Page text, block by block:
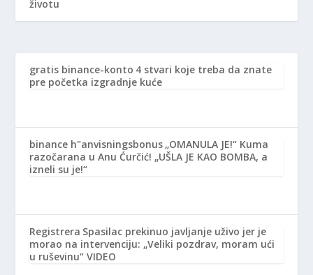
životu
gratis binance-konto 4 stvari koje treba da znate
pre početka izgradnje kuće
binance h"anvisningsbonus „OMANULA JE!“ Kuma
razočarana u Anu Ćurčić! „UŠLA JE KAO BOMBA, a
izneli su je!“
Registrera Spasilac prekinuo javljanje uživo jer je
morao na intervenciju: „Veliki pozdrav, moram ući
u ruševinu“ VIDEO